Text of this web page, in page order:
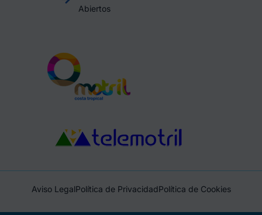
Abiertos
Aviso LegalPolítica de PrivacidadPolítica de Cookies